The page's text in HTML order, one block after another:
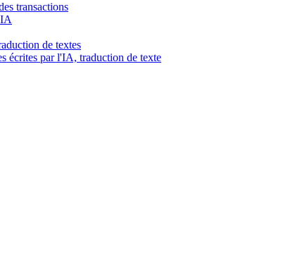
transactions
de textes
écrites par l'IA, traduction de texte